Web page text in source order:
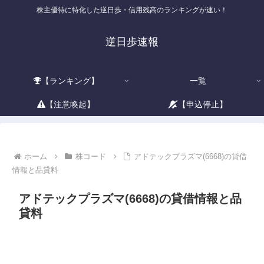
株主優待に特化した逆日歩・信用残高のランキングが速い！
逆日歩速報
【ランキング】 一覧
【注意喚起】 【申込停止】
ホーム 株コード
アドテックプラズマ(6668)の貸借
情報と品貸料
アドテックプラズマ(6668)の貸借情報と品
貸料